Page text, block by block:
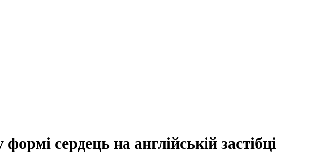
сердець на англійській застібці